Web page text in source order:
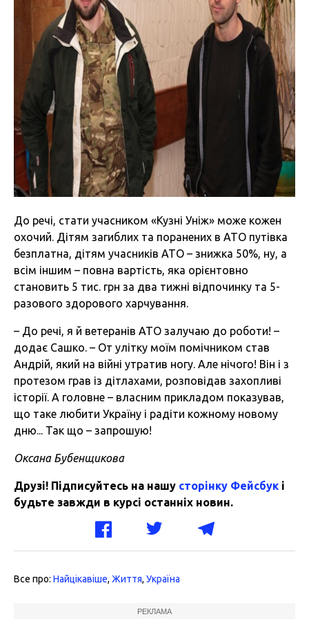
До речі, стати учасником «Кузні Уніж» може кожен
охочий. Дітям загиблих та поранених в АТО путівка
безплатна, дітям учасників АТО – знижка 50%, ну, а
всім іншим – повна вартість, яка орієнтовно
становить 5 тис. грн за два тижні відпочинку та 5-
разового здорового харчування.
– До речі, я й ветеранів АТО залучаю до роботи! –
додає Сашко. – От улітку моїм помічником став
Андрій, який на війні утратив ногу. Але нічого! Він і з
протезом грав із дітлахами, розповідав захопливі
історії. А головне – власним прикладом показував,
що таке любити Україну і радіти кожному новому
дню... Так що – запрошую!
Оксана Бубенщикова
Друзі! Підписуйтесь на нашу сторінку Фейсбук і
будьте завжди в курсі останніх новин.
Все про: Найцікавіше, Життя, Україна
РЕКЛАМА